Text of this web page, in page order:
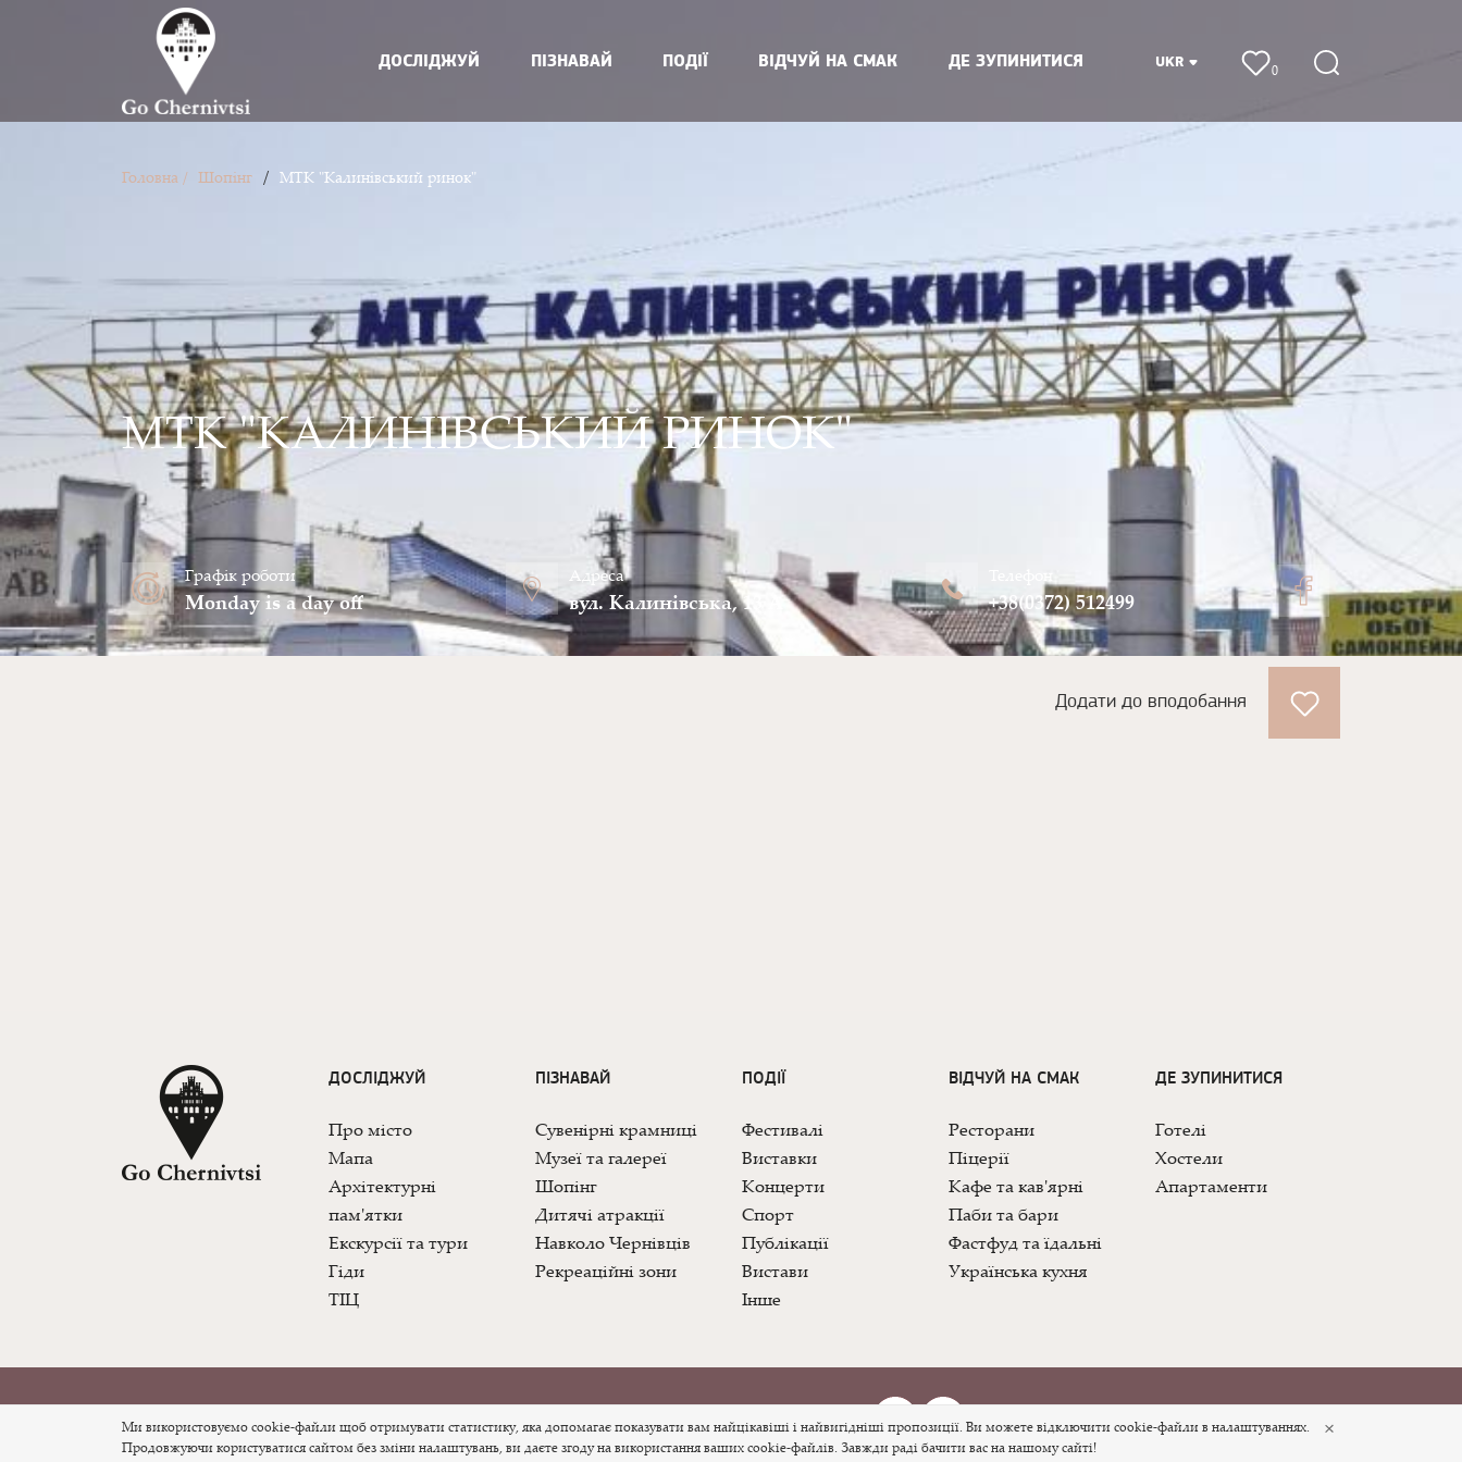
ДОСЛІДЖУЙ ПІЗНАВАЙ ПОДІЇ ВІДЧУЙ НА СМАК ДЕ ЗУПИНИТИСЯ UKR 0
Головна / Шопінг / МТК "Калинівський ринок"
МТК "КАЛИНІВСЬКИЙ РИНОК"
Графік роботи
Monday is a day off
Адреса
вул. Калинівська, 13 А +38(0372) 512499
Додати до вподобання
ДОСЛІДЖУЙ
Про місто
Мапа
Архітектурні
пам'ятки
Екскурсії та тури
Гіди
ТІЦ
ПІЗНАВАЙ
Сувенірні крамниці
Музеї та галереї
Шопінг
Дитячі атракції
Навколо Чернівців
Рекреаційні зони
ПОДІЇ
Фестивалі
Виставки
Концерти
Спорт
Публікації
Вистави
Інше
ВІДЧУЙ НА СМАК
Ресторани
Піцерії
Кафе та кав'ярні
Паби та бари
Фастфуд та їдальні
Українська кухня
ДЕ ЗУПИНИТИСЯ
Готелі
Хостели
Апартаменти
© 2026 Офіційний туристичний сайт міста Чернівці ×
Ми використовуємо cookie-файли щоб отримувати статистику, яка допомагає показувати вам найцікавіші і найвигідніші пропозиції. Ви можете відключити cookie-файли в налаштуваннях.
Продовжуючи користуватися сайтом без зміни налаштувань, ви даєте згоду на використання ваших cookie-файлів. Завжди раді бачити вас на нашому сайті!